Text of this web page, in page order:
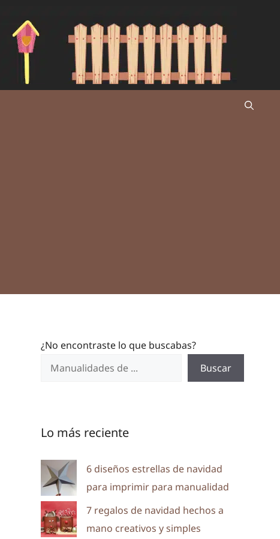
¿No encontraste lo que buscabas?
Buscar
Lo más reciente
6 diseños estrellas de navidad
para imprimir para manualidad
7 regalos de navidad hechos a
mano creativos y simples